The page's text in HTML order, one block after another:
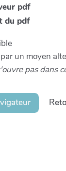
pdf
du pdf
un moyen
pas dans